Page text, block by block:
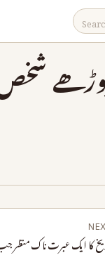
شخص
کا ایک عبرت ناک منظر جب